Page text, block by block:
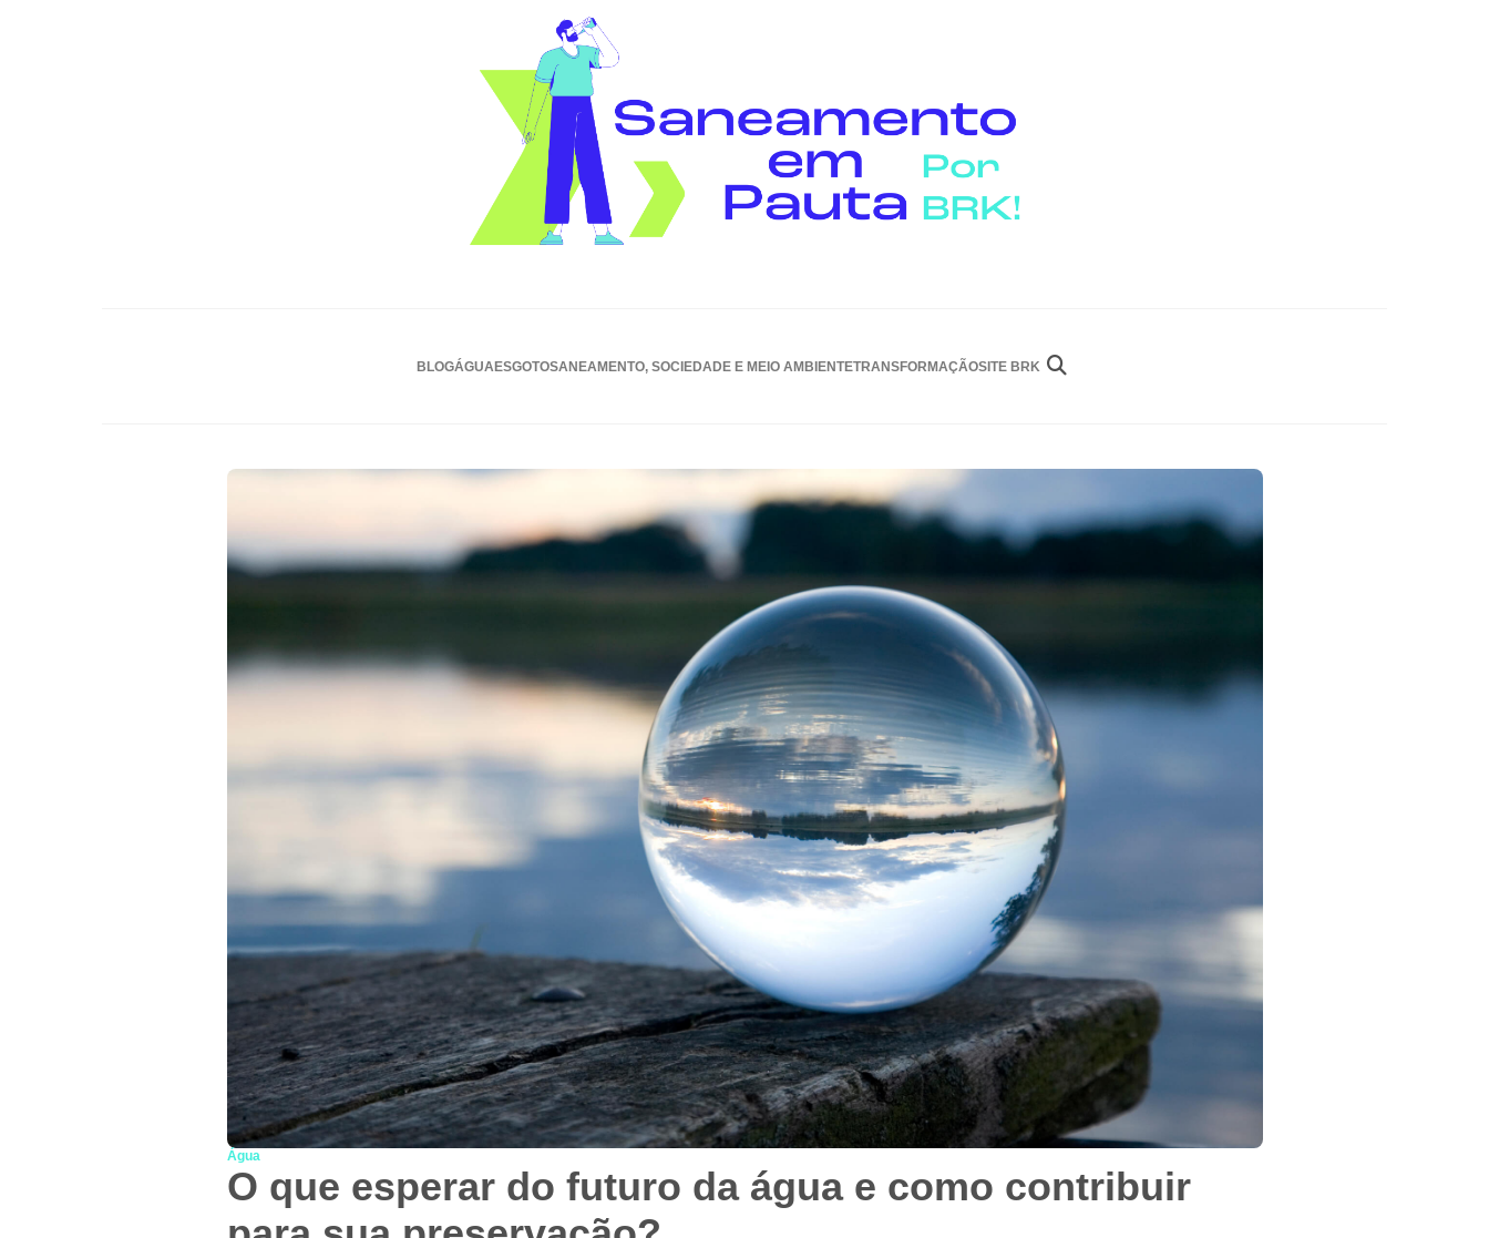
BLOGÁGUAESGOTOSANEAMENTO, SOCIEDADE E MEIO AMBIENTETRANSFORMAÇÃOSITE BRK
Água
O que esperar do futuro da água e como contribuir